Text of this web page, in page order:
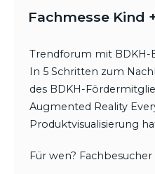
Fachmesse Kind
Trendforum mit BDKH-
In 5 Schritten zum
des BDKH-
Augmented Reality
Produktvisualisierung
Für wen? Fachbesucher